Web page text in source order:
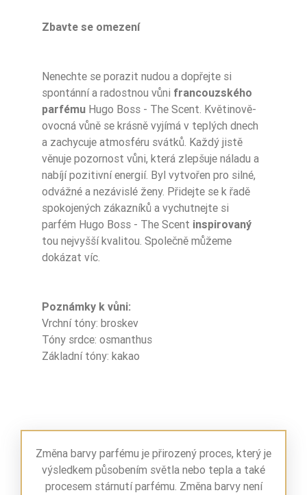
Zbavte se omezení
Nenechte se porazit nudou a dopřejte si
spontánní a radostnou vůni francouzského
parfému Hugo Boss - The Scent. Květinově-
ovocná vůně se krásně vyjímá v teplých dnech
a zachycuje atmosféru svátků. Každý jistě
věnuje pozornost vůni, která zlepšuje náladu a
nabíjí pozitivní energií. Byl vytvořen pro silné,
odvážné a nezávislé ženy. Přidejte se k řadě
spokojených zákazníků a vychutnejte si
parfém Hugo Boss - The Scent inspirovaný
tou nejvyšší kvalitou. Společně můžeme
dokázat víc.
Poznámky k vůni:
Vrchní tóny: broskev
Tóny srdce: osmanthus
Základní tóny: kakao
Změna barvy parfému je přirozený proces, který je
výsledkem působením světla nebo tepla a také
procesem stárnutí parfému. Změna barvy není